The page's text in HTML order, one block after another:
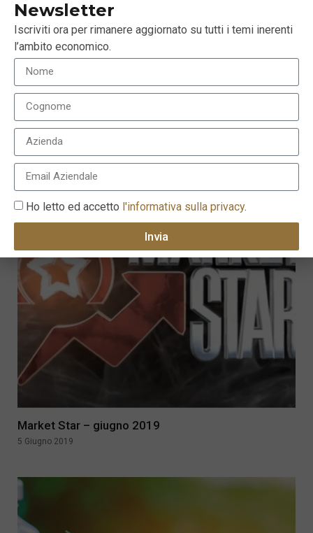
Contesto globale e prospettive condizionate dalle
guerre commerciali
Market Star – giugno 2019
5 Giugno 2019
Newsletter
Iscriviti ora per rimanere aggiornato su tutti i temi inerenti
l’ambito economico.
Ho letto ed accetto l'informativa sulla privacy.
Invia